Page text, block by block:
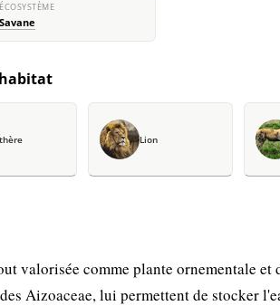
ÉCOSYSTÈME
Savane
Lion
valorisée comme plante ornementale et
Aizoaceae, lui permettent de stocker